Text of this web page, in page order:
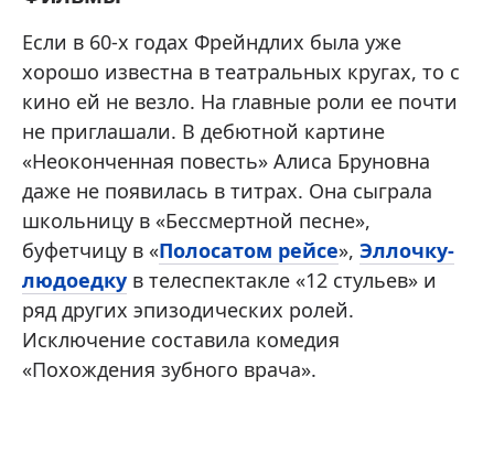
Если в 60-х годах Фрейндлих была уже
хорошо известна в театральных кругах, то с
кино ей не везло. На главные роли ее почти
не приглашали. В дебютной картине
«Неоконченная повесть» Алиса Бруновна
даже не появилась в титрах. Она сыграла
школьницу в «Бессмертной песне»,
буфетчицу в «Полосатом рейсе», Эллочку-
людоедку в телеспектакле «12 стульев» и
ряд других эпизодических ролей.
Исключение составила комедия
«Похождения зубного врача».